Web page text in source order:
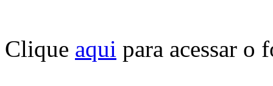
Clique aqui para acessar o